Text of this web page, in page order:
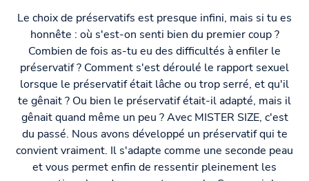
Le choix de préservatifs est presque infini, mais si tu es
honnête : où s'est-on senti bien du premier coup ?
Combien de fois as-tu eu des difficultés à enfiler le
préservatif ? Comment s'est déroulé le rapport sexuel
lorsque le préservatif était lâche ou trop serré, et qu'il
te gênait ? Ou bien le préservatif était-il adapté, mais il
gênait quand même un peu ? Avec MISTER SIZE, c'est
du passé. Nous avons développé un préservatif qui te
convient vraiment. Il s'adapte comme une seconde peau
et vous permet enfin de ressentir pleinement les